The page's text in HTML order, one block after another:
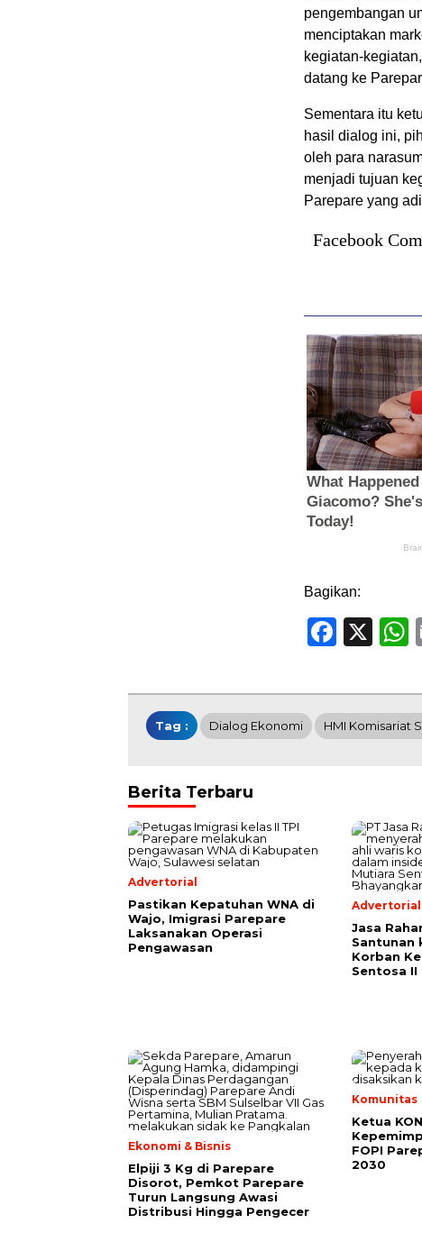
pengembangan
menciptakan
kegiatan-
datang ke
Sementara itu
hasil dialog ini,
oleh para
menjadi tujuan
Parepare yang
Facebook
Bagikan:
X
Tag : Dialog Ekonomi HMI Komisariat
Berita Terbaru
Advertorial
Pastikan Kepatuhan WNA di
Wajo, Imigrasi Parepare
Laksanakan Operasi
Pengawasan
Advertorial
Jasa
Santunan
Korban
Sentosa II
Ekonomi & Bisnis
Elpiji 3 Kg di Parepare
Disorot, Pemkot Parepare
Turun Langsung Awasi
Distribusi Hingga Pengecer
Komunitas
Ketua
FOPI
2030